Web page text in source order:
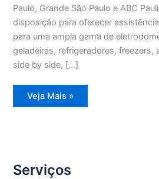
Paulo, Grande São Paulo e ABC
disposição para oferecer
para uma ampla gama de
geladeiras, refrigeradores, freezers,
side by side, […]
Assistência
Técnica
Veja Mais »
Serviços